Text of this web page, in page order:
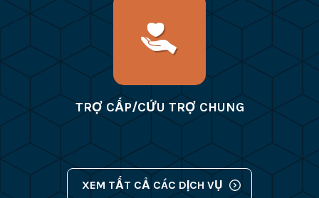
TRỢ CẤP/CỨU TRỢ CHUNG
XEM TẤT CẢ CÁC DỊCH VỤ